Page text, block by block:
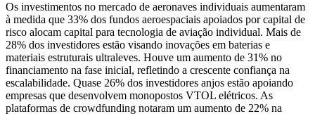
Os investimentos no mercado de aeronaves individuais aumentaram
à medida que 33% dos fundos aeroespaciais apoiados por capital de
risco alocam capital para tecnologia de aviação individual. Mais de
28% dos investidores estão visando inovações em baterias e
materiais estruturais ultraleves. Houve um aumento de 31% no
financiamento na fase inicial, refletindo a crescente confiança na
escalabilidade. Quase 26% dos investidores anjos estão apoiando
empresas que desenvolvem monopostos VTOL elétricos. As
plataformas de crowdfunding notaram um aumento de 22% na